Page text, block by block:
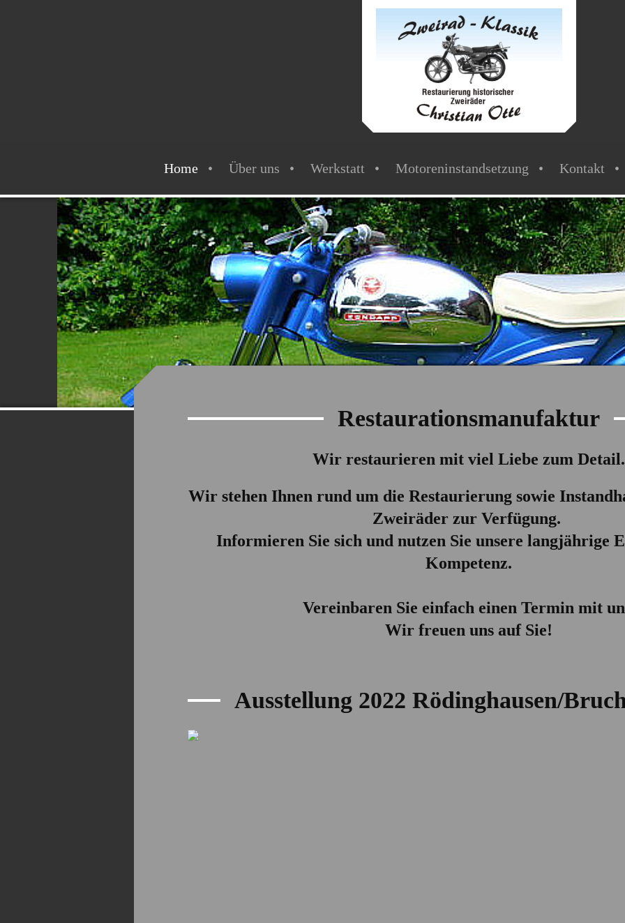
Home Über uns Werkstatt Motoreninstandsetzung Kontakt
Restaurationsmanufaktur
Wir restaurieren mit viel Liebe zum Detail.
Wir stehen Ihnen rund um die Restaurierung sowie
Zweiräder zur Verfügung.
Informieren Sie sich und nutzen Sie unsere langjährige
Kompetenz.
Vereinbaren Sie einfach einen Termin mit
Wir freuen uns auf Sie!
Ausstellung 2022 Rödinghausen/